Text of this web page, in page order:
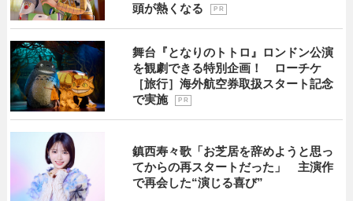
頭が熱くなる
P R
舞台『となりのトトロ』ロンドン公演
を観劇できる特別企画！ ローチケ
［旅行］海外航空券取扱スタート記念
で実施
P R
鎮西寿々歌「お芝居を辞めようと思っ
てからの再スタートだった」 主演作
で再会した“演じる喜び”